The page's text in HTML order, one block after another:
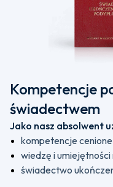
Kompetencje
świadectwem
Jako nasz absolwent
kompetencje
wiedzę i
świadectwo